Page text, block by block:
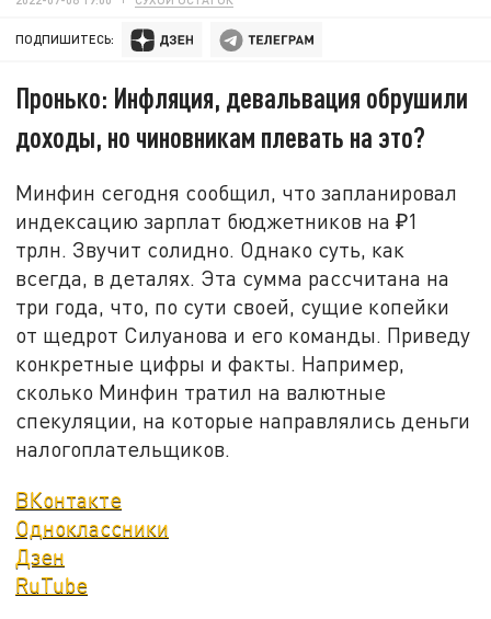
ПОДПИШИТЕСЬ:
Пронько: Инфляция, девальвация обрушили
доходы, но чиновникам плевать на это?
Минфин сегодня сообщил, что запланировал
индексацию зарплат бюджетников на ₽1
трлн. Звучит солидно. Однако суть, как
всегда, в деталях. Эта сумма рассчитана на
три года, что, по сути своей, сущие копейки
от щедрот Силуанова и его команды. Приведу
конкретные цифры и факты. Например,
сколько Минфин тратил на валютные
спекуляции, на которые направлялись деньги
налогоплательщиков.
ВКонтакте
Одноклассники
Дзен
RuTube